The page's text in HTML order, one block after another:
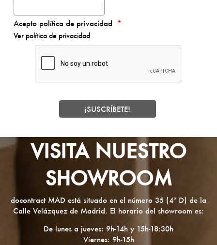
Acepto política de privacidad
Ver política de privacidad
VISITA NUESTRO
SHOWROOM
docontract MAD está situado en el número 35 (4º D) de la
Calle Velázquez de Madrid. El horario del showroom es:
De lunes a jueves: 9h-14h y 15h-18:30h
Viernes: 9h-15h